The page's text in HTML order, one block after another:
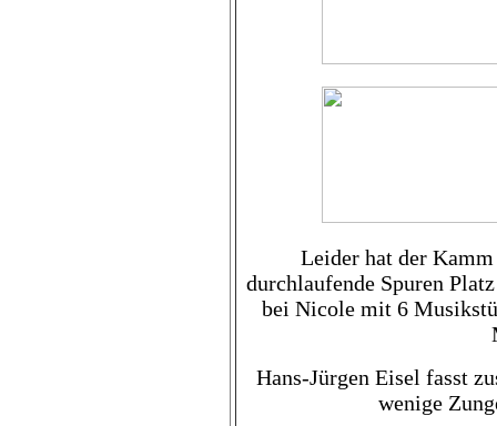
Leider hat der
durchlaufende Spuren
bei Nicole mit 6
Hans-Jürgen Eisel fasst
wenige